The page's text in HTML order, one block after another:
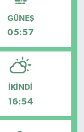
GÜNEŞ
05:57
İKINDI
16:54